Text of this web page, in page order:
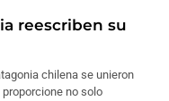
reescriben su
chilena se unieron
no solo